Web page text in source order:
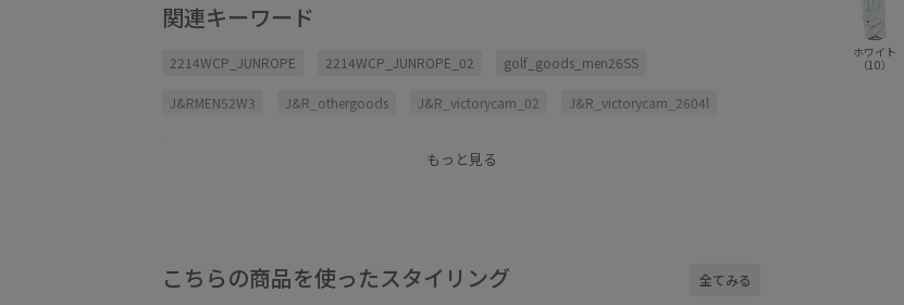
関連キーワード
2214WCP_JUNROPE 2214WCP_JUNROPE_02 golf_goods_men26SS
J&RMEN52W3 J&R_othergoods J&R_victorycam_02 J&R_victorycam_2604l
もっと見る
こちらの商品を使ったスタイリング 全てみる
ホワイト
（10）